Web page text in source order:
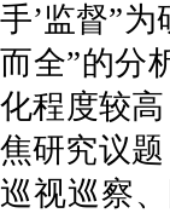
手’监督”
而全”的分
化程度较
焦研究议
巡视巡察